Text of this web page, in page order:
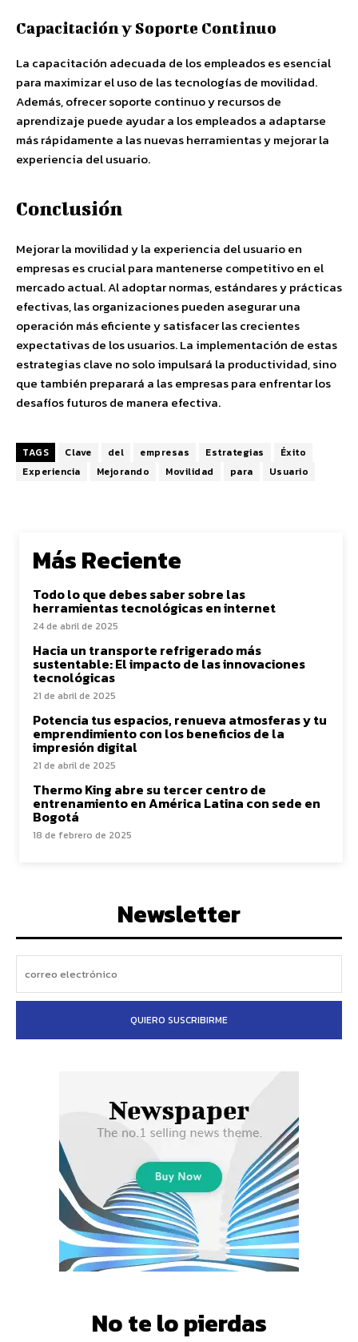
Capacitación y Soporte Continuo
La capacitación adecuada de los empleados es esencial
para maximizar el uso de las tecnologías de movilidad.
Además, ofrecer soporte continuo y recursos de
aprendizaje puede ayudar a los empleados a adaptarse
más rápidamente a las nuevas herramientas y mejorar la
experiencia del usuario.
Conclusión
Mejorar la movilidad y la experiencia del usuario en
empresas es crucial para mantenerse competitivo en el
mercado actual. Al adoptar normas, estándares y prácticas
efectivas, las organizaciones pueden asegurar una
operación más eficiente y satisfacer las crecientes
expectativas de los usuarios. La implementación de estas
estrategias clave no solo impulsará la productividad, sino
que también preparará a las empresas para enfrentar los
desafíos futuros de manera efectiva.
TAGS Clave del empresas Estrategias
Éxito
Experiencia
Mejorando Movilidad para Usuario
Más Reciente
Todo lo que debes saber sobre las
herramientas tecnológicas en internet
24 de abril de 2025
Hacia un transporte refrigerado más
sustentable: El impacto de las innovaciones
tecnológicas
21 de abril de 2025
Potencia tus espacios, renueva atmosferas y tu
emprendimiento con los beneficios de la
impresión digital
21 de abril de 2025
Thermo King abre su tercer centro de
entrenamiento en América Latina con sede en
Bogotá
18 de febrero de 2025
Newsletter
QUIERO SUSCRIBIRME
No te lo pierdas